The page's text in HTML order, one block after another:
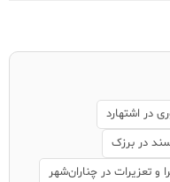
در اشتهارد
سند در برزک
و تعزیرات در چناران‌شهر